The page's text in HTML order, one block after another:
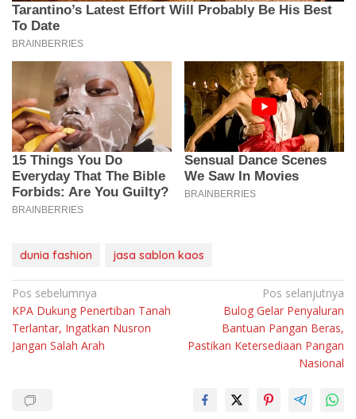
dunia fashion jasa sablon kaos
Navigasi
pos
Pos sebelumnya
KPA Dukung Penertiban Tanah
Terlantar, Ingatkan Nusron
Jangan Salah Arah
Pos selanjutnya
Bulog Gelar Penyaluran
Bantuan Pangan Beras,
Pastikan Ketersediaan Pangan
Nasional